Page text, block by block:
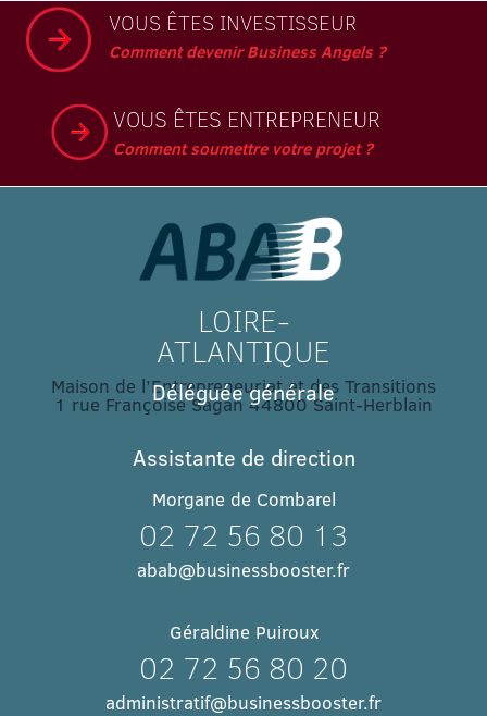
VOUS ÊTES INVESTISSEUR
Comment devenir Business Angels ?
VOUS ÊTES ENTREPRENEUR
Comment soumettre votre projet ?
LOIRE-
ATLANTIQUE
Maison de l’Entrepreneuriat et des Transitions
1 rue Françoise Sagan 44800 Saint-Herblain
Déléguée générale
Assistante de direction
Morgane de Combarel
02 72 56 80 13
abab@businessbooster.fr
Géraldine Puiroux
02 72 56 80 20
administratif@businessbooster.fr